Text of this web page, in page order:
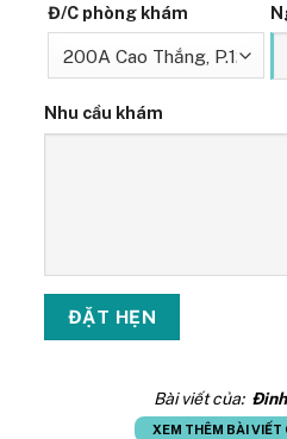
Đ/C phòng khám
Nhu cầu khám
Bài viết của:
XEM THÊM BÀI VIẾT